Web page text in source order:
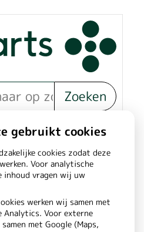
Zoeken
over
gebruikt cookies
cookies zodat deze
Voor analytische
inhoud vragen wij uw
werken wij samen met
Analytics. Voor externe
met Google (Maps,